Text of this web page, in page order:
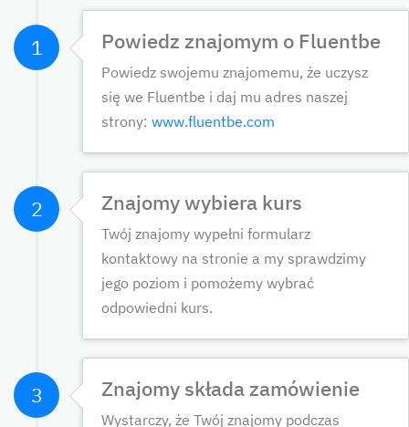
1 Powiedz znajomym o Fluentbe
Powiedz swojemu znajomemu, że uczysz
się we Fluentbe i daj mu adres naszej
strony: www.fluentbe.com
2 Znajomy wybiera kurs
Twój znajomy wypełni formularz
kontaktowy na stronie a my sprawdzimy
jego poziom i pomożemy wybrać
odpowiedni kurs.
3 Znajomy składa zamówienie
Wystarczy, że Twój znajomy podczas